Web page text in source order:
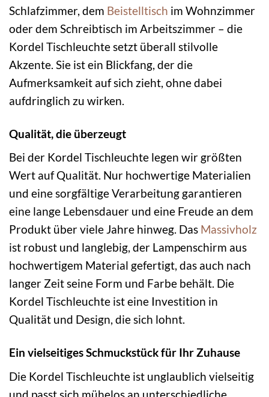
Schlafzimmer, dem Beistelltisch im Wohnzimmer
oder dem Schreibtisch im Arbeitszimmer – die
Kordel Tischleuchte setzt überall stilvolle
Akzente. Sie ist ein Blickfang, der die
Aufmerksamkeit auf sich zieht, ohne dabei
aufdringlich zu wirken.
Qualität, die überzeugt
Bei der Kordel Tischleuchte legen wir größten
Wert auf Qualität. Nur hochwertige Materialien
und eine sorgfältige Verarbeitung garantieren
eine lange Lebensdauer und eine Freude an dem
Produkt über viele Jahre hinweg. Das Massivholz
ist robust und langlebig, der Lampenschirm aus
hochwertigem Material gefertigt, das auch nach
langer Zeit seine Form und Farbe behält. Die
Kordel Tischleuchte ist eine Investition in
Qualität und Design, die sich lohnt.
Ein vielseitiges Schmuckstück für Ihr Zuhause
Die Kordel Tischleuchte ist unglaublich vielseitig
und passt sich mühelos an unterschiedliche